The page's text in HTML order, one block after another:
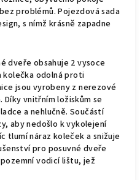
problémů. Pojezdová sada
s nímž krásně zapadne
dveře obsahuje 2 vysoce
odolná proti
jsou vyrobeny z nerezové
vnitřním ložiskům se
a nehlučně. Součástí
aby nedošlo k vykolejení
tlumí náraz koleček a snižuje
pro posuvné dveře
vodicí lištu, jež